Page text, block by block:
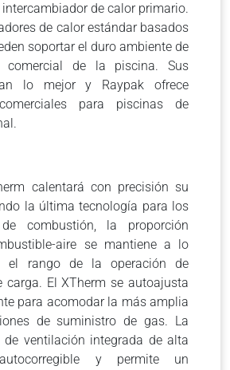
de calor primario.
de calor estándar basados
soportar el duro ambiente de
comercial de la piscina. Sus
lo mejor y Raypak ofrece
para piscinas de
calentará con precisión su
la última tecnología para los
de combustión, la proporción
aire se mantiene a lo
el rango de la operación de
carga. El XTherm se autoajusta
para acomodar la más amplia
de suministro de gas. La
ventilación integrada de alta
y permite un